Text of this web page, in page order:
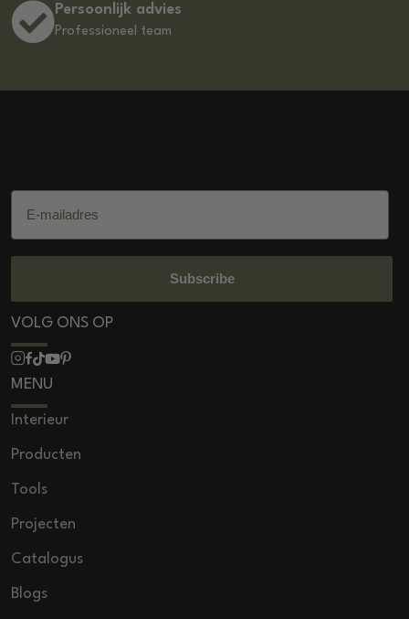
Persoonlijk advies
Professioneel team
E-mailadres
Subscribe
VOLG ONS OP
MENU
Interieur
Producten
Tools
Projecten
Catalogus
Blogs